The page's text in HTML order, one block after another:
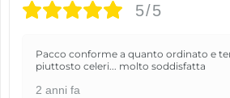
5/5
Pacco conforme a quanto ordinato e
piuttosto celeri... molto soddisfatta
2 anni fa